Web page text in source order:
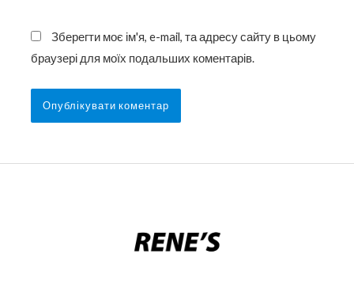
Зберегти моє ім'я, e-mail, та адресу сайту в цьому
браузері для моїх подальших коментарів.